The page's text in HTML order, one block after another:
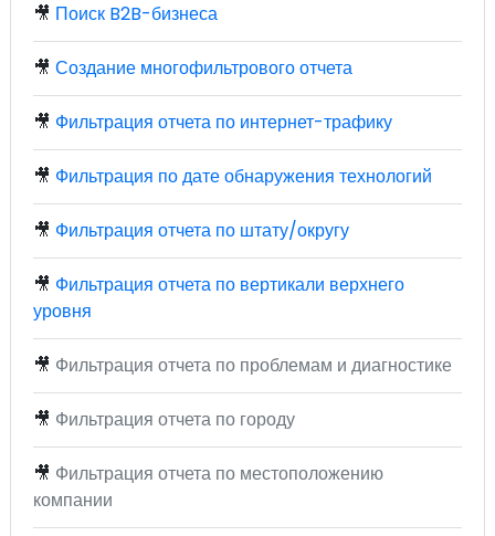
🎥 Поиск B2B-бизнеса
🎥 Создание многофильтрового отчета
🎥 Фильтрация отчета по интернет-трафику
🎥 Фильтрация по дате обнаружения технологий
🎥 Фильтрация отчета по штату/округу
🎥 Фильтрация отчета по вертикали верхнего
уровня
🎥 Фильтрация отчета по проблемам и диагностике
🎥 Фильтрация отчета по городу
🎥 Фильтрация отчета по местоположению
компании